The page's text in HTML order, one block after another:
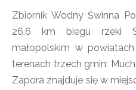
Zbiornik Wodny Świnna
26,6 km biegu rzeki
małopolskim w
terenach trzech gmin:
Zapora znajduje się w